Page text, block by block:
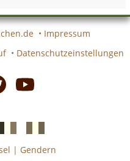
• Impressum
• Datenschutzeinstellungen
italienische
| Gendern